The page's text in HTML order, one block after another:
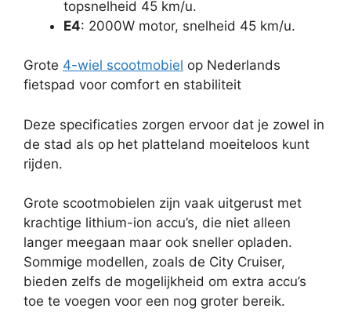
topsnelheid 45 km/u.
E4: 2000W motor, snelheid 45 km/u.
Grote 4-wiel scootmobiel op Nederlands
fietspad voor comfort en stabiliteit
Deze specificaties zorgen ervoor dat je zowel in
de stad als op het platteland moeiteloos kunt
rijden.
Grote scootmobielen zijn vaak uitgerust met
krachtige lithium-ion accu’s, die niet alleen
langer meegaan maar ook sneller opladen.
Sommige modellen, zoals de City Cruiser,
bieden zelfs de mogelijkheid om extra accu’s
toe te voegen voor een nog groter bereik.